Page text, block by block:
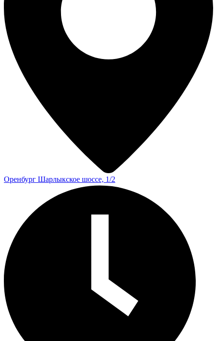
Оренбург Шарлыкское шоссе, 1/2